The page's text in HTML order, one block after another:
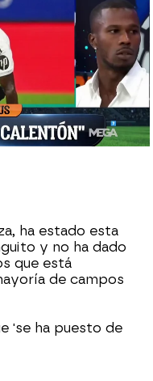
02:16
ha estado esta
y no ha dado
que está
de campos
'se ha puesto de